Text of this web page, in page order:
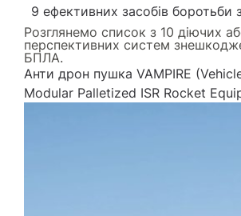
9 ефективних засобів боротьби
Розглянемо список з 10 діючих
перспективних систем
БПЛА.
Анти дрон пушка VAMPIRE
Modular Palletized ISR Rocket